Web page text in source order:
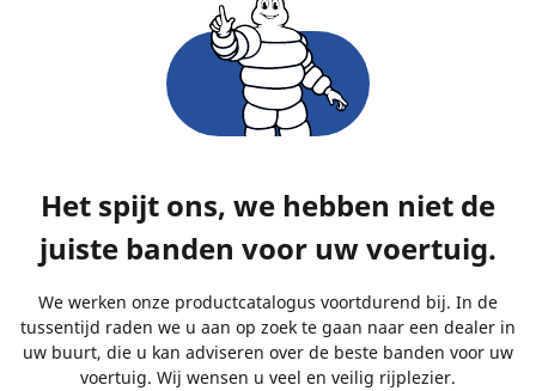
Het spijt ons, we hebben niet de
juiste banden voor uw voertuig.
We werken onze productcatalogus voortdurend bij. In de
tussentijd raden we u aan op zoek te gaan naar een dealer in
uw buurt, die u kan adviseren over de beste banden voor uw
voertuig. Wij wensen u veel en veilig rijplezier.